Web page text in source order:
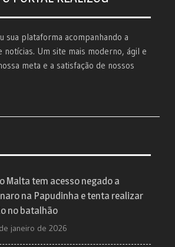
sua plataforma acompanhando a
notícias. Um site mais moderno, ágil e
meta e a satisfação de nossos
Malta tem acesso negado a
na Papudinha e tenta realizar
no batalhão
janeiro de 2026